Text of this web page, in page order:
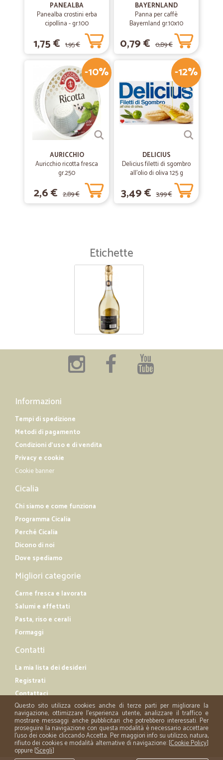
PANEALBA
Panealba crostini erba
cipollina - gr.100
1,75 € 1,95 €
BAYERNLAND
Panna per caffè
Bayernland gr.10x10
0,79 € 0,89 €
-10%
AURICCHIO
Auricchio ricotta fresca
gr.250
2,6 € 2,89 €
-12%
DELICIUS
Delicius filetti di sgombro
all'olio di oliva 125 g
3,49 € 3,99 €
Etichette
Informazioni
Tempi di spedizione
Metodi di pagamento
Condizioni d'uso e di vendita
Privacy e cookie
Cookie banner
Cicalia
Chi siamo e come funziona
Programma Cicalia
Perché Cicalia
Dicono di noi
Dove spediamo
Migliori categorie
Carne fresca e lavorata
Salumi e affettati
Pasta, riso e cerali
Formaggi
Contatti
La mia lista dei desideri
Registrati
Contattaci
Questo sito utilizza cookies anche di terze parti per migliorare la
navigazione, ottimizzare l'esperienza utente, analizzare il traffico e
mostrare messaggi anche pubblicitari che potrebbero interessati. Per
proseguire la navigazione con questa modalità è necessario accettare
l'uso dei cookie cliccando Accetta. Per maggiori info su utilizzo, natura,
rifiuto dei cookies e modalità alternative di navigazione: [Cookie Policy]
oppure [Scegli]